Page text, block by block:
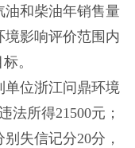
油和柴油年销售量
境影响评价范围内
。
位浙江问鼎环境
法所得21500元；
失信记分20分，